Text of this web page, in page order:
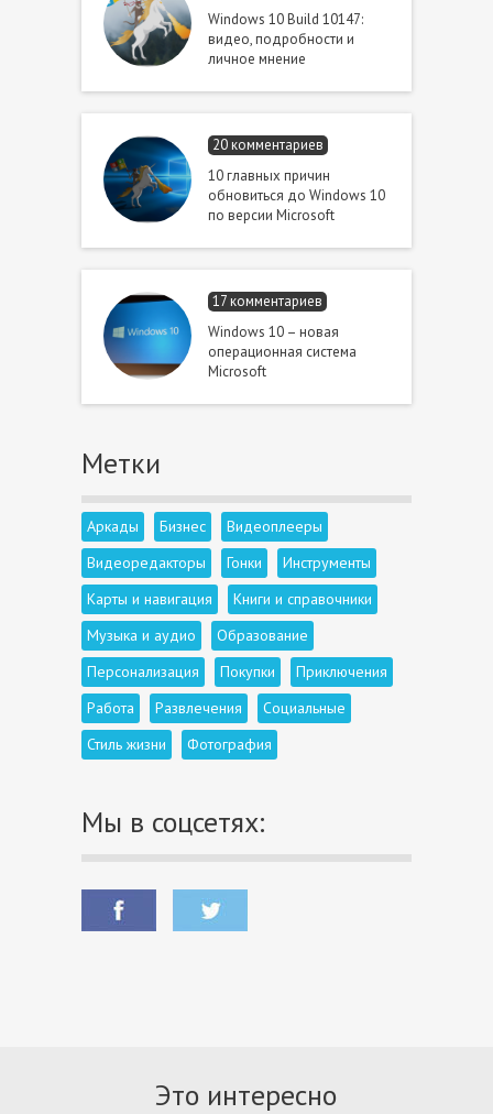
Windows 10 Build 10147:
видео, подробности и
личное мнение
20 комментариев
10 главных причин
обновиться до Windows 10
по версии Microsoft
17 комментариев
Windows 10 – новая
операционная система
Microsoft
Метки
Аркады Бизнес
Видеоплееры
Видеоредакторы
Гонки
Инструменты
Карты и навигация
Книги и справочники
Музыка и аудио
Образование
Персонализация
Покупки
Приключения
Работа
Развлечения
Социальные
Стиль жизни
Фотография
Мы в соцсетях:
Это интересно